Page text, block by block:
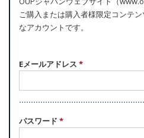
ー
タ
ブ
ご購入または購入者様限定コンテ
なアカウントです。
Eメールアドレス *
パスワード *